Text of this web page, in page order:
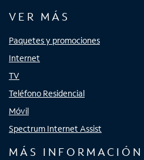
VER MÁS
Paquetes y promociones
Internet
TV
Teléfono Residencial
Móvil
Spectrum Internet Assist
MÁS INFORMACIÓN